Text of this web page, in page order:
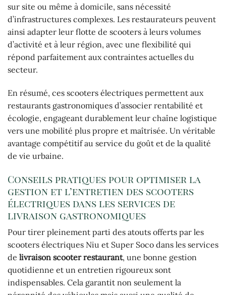
sur site ou même à domicile, sans nécessité
d’infrastructures complexes. Les restaurateurs peuvent
ainsi adapter leur flotte de scooters à leurs volumes
d’activité et à leur région, avec une flexibilité qui
répond parfaitement aux contraintes actuelles du
secteur.
En résumé, ces scooters électriques permettent aux
restaurants gastronomiques d’associer rentabilité et
écologie, engageant durablement leur chaîne logistique
vers une mobilité plus propre et maîtrisée. Un véritable
avantage compétitif au service du goût et de la qualité
de vie urbaine.
Conseils pratiques pour optimiser la
gestion et l’entretien des scooters
électriques dans les services de
livraison gastronomiques
Pour tirer pleinement parti des atouts offerts par les
scooters électriques Niu et Super Soco dans les services
de livraison scooter restaurant, une bonne gestion
quotidienne et un entretien rigoureux sont
indispensables. Cela garantit non seulement la